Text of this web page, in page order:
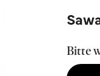
Bitte